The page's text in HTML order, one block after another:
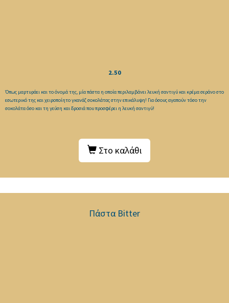
2.50
Όπως μαρτυράει και το όνομά της, μία πάστα η οποία περιλαμβάνει λευκή σαντιγύ και κρέμα σεράνο στο
εσωτερικό της και χειροποίητο γκανάζ σοκολάτας στην επικάλυψη! Για όσους αγαπούν τόσο την
σοκολάτα όσο και τη γεύση και δροσιά που προσφέρει η λευκή σαντιγύ!
Στο καλάθι
Πάστα Bitter